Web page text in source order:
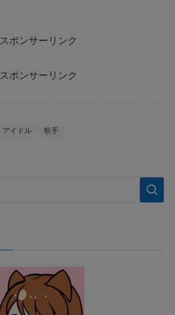
スポンサーリンク
スポンサーリンク
アイドル 歌手